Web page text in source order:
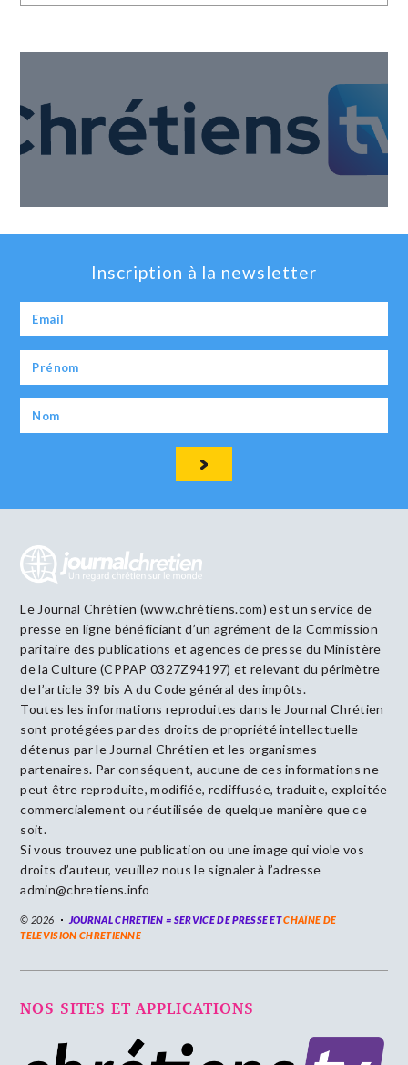
Inscription à la newsletter
Le Journal Chrétien (www.chrétiens.com) est un service de
presse en ligne bénéficiant d’un agrément de la Commission
paritaire des publications et agences de presse du Ministère
de la Culture (CPPAP 0327Z94197) et relevant du périmètre
de l’article 39 bis A du Code général des impôts.
Toutes les informations reproduites dans le Journal Chrétien
sont protégées par des droits de propriété intellectuelle
détenus par le Journal Chrétien et les organismes
partenaires. Par conséquent, aucune de ces informations ne
peut être reproduite, modifiée, rediffusée, traduite, exploitée
commercialement ou réutilisée de quelque manière que ce
soit.
Si vous trouvez une publication ou une image qui viole vos
droits d’auteur, veuillez nous le signaler à l’adresse
admin@chretiens.info
© 2026 JOURNAL CHRÉTIEN = SERVICE DE PRESSE ETCHAÎNE DE
TELEVISION CHRETIENNE
NOS SITES ET APPLICATIONS